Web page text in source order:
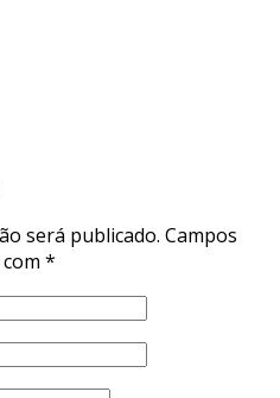
será publicado. Campos
*